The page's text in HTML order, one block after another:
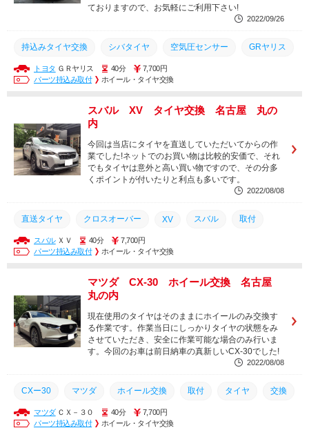
ておりますので、お気軽にご利用下さい!
2022/09/26
持込みタイヤ交換 シバタイヤ 空気圧センサー GRヤリス
取付 タイヤ トヨタ 交換
トヨタ ＧＲヤリス 40分
7,700円
パーツ持込み取付
ホイール・タイヤ交換
スバル XV タイヤ交換 名古屋 丸の
内
今回は当店にタイヤを直送していただいてからの作
業でした!ネットでのお買い物は比較的安価で、それ
でもタイヤは意外と高い買い物ですので、その分多
くポイントが付いたりと利点も多いです。
2022/08/08
直送タイヤ クロスオーバー XV スバル 取付
タイヤ 交換
スバルＸＶ 40分
7,700円
パーツ持込み取付
ホイール・タイヤ交換
マツダ CX-30 ホイール交換 名古屋
丸の内
現在使用のタイヤはそのままにホイールのみ交換す
る作業です。作業当日にしっかりタイヤの状態をみ
させていただき、安全に作業可能な場合のみ行いま
す。今回のお車は前日納車の真新しいCX-30でした!
2022/08/08
CXー30 マツダ ホイール交換 取付 タイヤ 交換
マツダＣＸ－３０ 40分
7,700円
パーツ持込み取付
ホイール・タイヤ交換